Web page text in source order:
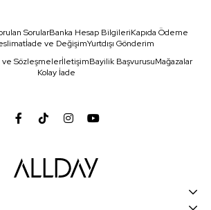
SorularBanka Hesap BilgileriKapıda Ödeme
İade ve DeğişimYurtdışı Gönderim
ve SözleşmelerİletişimBayilik BaşvurusuMağazalar
Kolay İade